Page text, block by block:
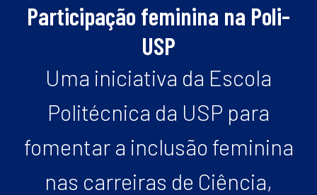
Participação feminina na Poli-
USP
Uma iniciativa da Escola
Politécnica da USP para
fomentar a inclusão feminina
nas carreiras de Ciência,